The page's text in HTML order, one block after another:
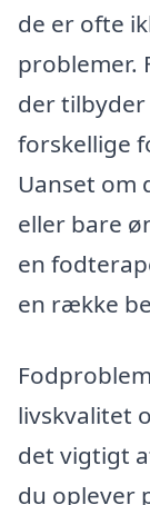
de er ofte
problemer.
der
forskellige
Uanset om
eller bare
en
en række
livskvalitet
det vigtigt
du oplever